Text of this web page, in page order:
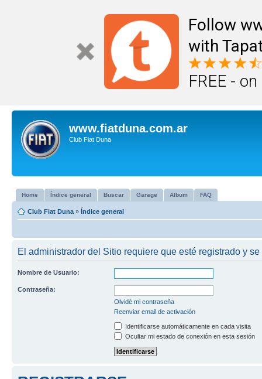
Follow
with
FREE -
www.fiatduna.com.ar
Club Fiat Duna
Home Índice general Buscar Garage Album FAQ
Club Fiat Duna » Índice general
El administrador del Sitio requiere que esté registrado y
Nombre de Usuario:
Contraseña:
Olvidé mi contraseña
Reenviar email de activación
Identificarse automáticamente en cada visita
Ocultar mi estado de conexión en esta sesión